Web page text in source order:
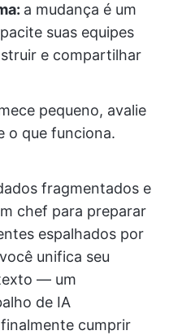
a mudança é um
suas equipes
e compartilhar
pequeno, avalie
o que funciona.
fragmentados e
chef para preparar
espalhados por
unifica seu
— um
de IA
cumprir